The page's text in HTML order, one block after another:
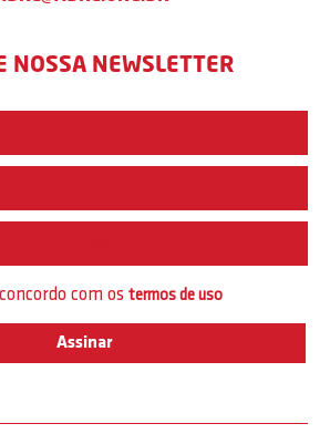
NOSSA NEWSLETTER
com os termos de uso